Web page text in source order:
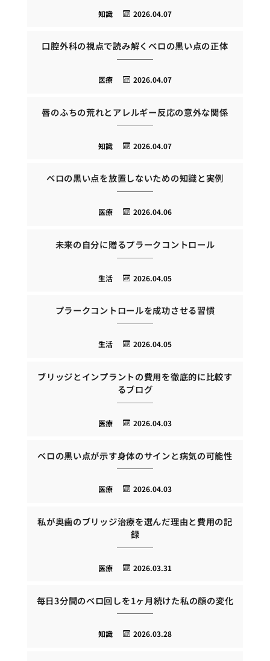
2026.04.07
知識
口腔外科の視点で読み解くベロの黒い点の正体
2026.04.07
医療
唇のふちの荒れとアレルギー反応の意外な関係
2026.04.07
知識
ベロの黒い点を放置しないための知識と実例
2026.04.06
医療
未来の自分に贈るプラークコントロール
2026.04.05
生活
プラークコントロールを成功させる習慣
2026.04.05
生活
ブリッジとインプラントの費用を徹底的に比較す
るブログ
2026.04.03
医療
ベロの黒い点が示す身体のサインと病気の可能性
2026.04.03
医療
私が奥歯のブリッジ治療を選んだ理由と費用の記
録
2026.03.31
医療
毎日3分間のベロ回しを1ヶ月続けた私の顔の変化
2026.03.28
知識